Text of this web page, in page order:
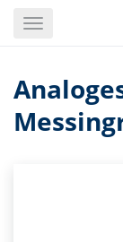
Toggle